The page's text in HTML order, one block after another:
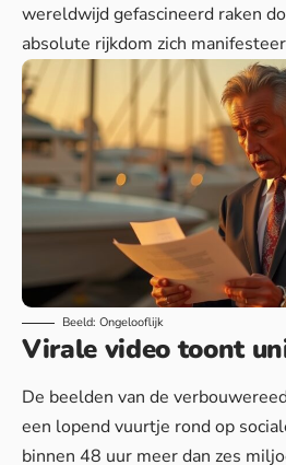
wereldwijd gefascineerd raken
absolute rijkdom zich
Beeld: Ongelooflijk
Virale video toont
De beelden van de
een lopend vuurtje rond op
binnen 48 uur meer dan zes